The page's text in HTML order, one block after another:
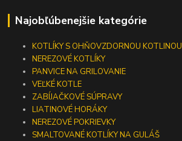
Najobľúbenejšie kategórie
KOTLÍKY S OHŇOVZDORNOU KOTLINOU
NEREZOVÉ KOTLÍKY
PANVICE NA GRILOVANIE
VEĽKÉ KOTLE
ZABÍJAČKOVÉ SÚPRAVY
LIATINOVÉ HORÁKY
NEREZOVÉ POKRIEVKY
SMALTOVANÉ KOTLÍKY NA GULÁŠ